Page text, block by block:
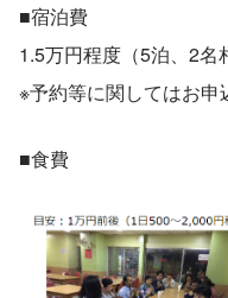
■宿泊費
1.5万円程度（5泊、2名
※予約等に関してはお
■食費